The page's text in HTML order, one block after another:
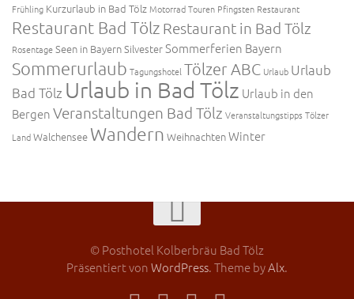
Frühling Kurzurlaub in Bad TölzMotorrad Touren Pfingsten Restaurant
Restaurant Bad Tölz Restaurant in Bad Tölz
RosentageSeen in BayernSilvesterSommerferien Bayern
Sommerurlaub TagungshotelTölzer ABC Urlaub Urlaub
Bad Tölz Urlaub in Bad Tölz Urlaub in den
BergenVeranstaltungen Bad Tölz Veranstaltungstipps Tölzer
LandWalchensee Wandern WeihnachtenWinter
© Posthotel Kolberbräu Bad Tölz
Präsentiert vonWordPress. Theme byAlx.